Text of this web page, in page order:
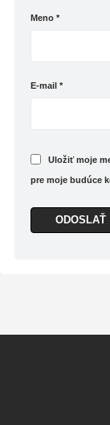
Meno*
E-mail*
Uložiť moje
pre moje budúce